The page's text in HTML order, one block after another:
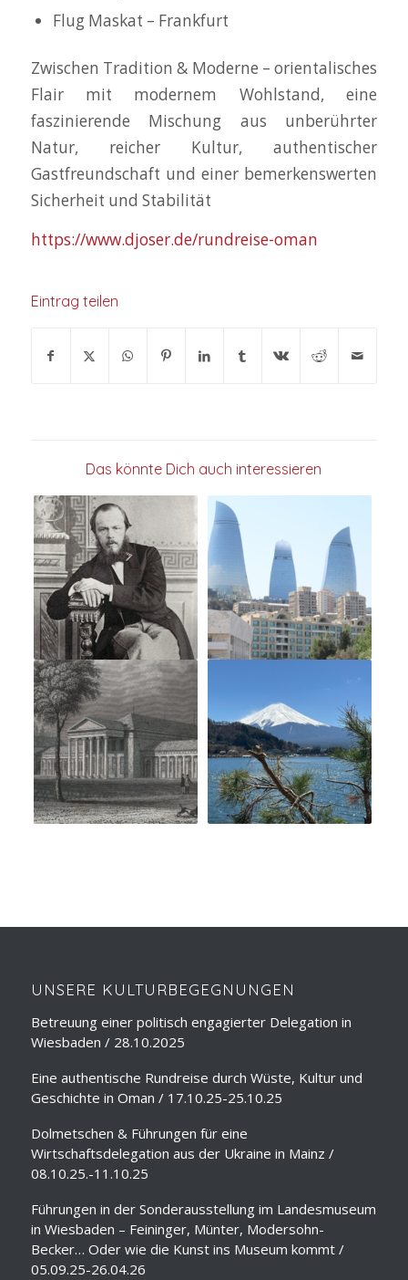
Flug Maskat – Frankfurt
Zwischen Tradition & Moderne – orientalisches
Flair mit modernem Wohlstand, eine
faszinierende Mischung aus unberührter
Natur, reicher Kultur, authentischer
Gastfreundschaft und einer bemerkenswerten
Sicherheit und Stabilität
https://www.djoser.de/rundreise-oman
Eintrag teilen
Das könnte Dich auch interessieren
UNSERE KULTURBEGEGNUNGEN
Betreuung einer politisch engagierter Delegation in
Wiesbaden / 28.10.2025
Eine authentische Rundreise durch Wüste, Kultur und
Geschichte in Oman / 17.10.25-25.10.25
Dolmetschen & Führungen für eine
Wirtschaftsdelegation aus der Ukraine in Mainz /
08.10.25.-11.10.25
Führungen in der Sonderausstellung im Landesmuseum
in Wiesbaden – Feininger, Münter, Modersohn-
Becker… Oder wie die Kunst ins Museum kommt /
05.09.25-26.04.26